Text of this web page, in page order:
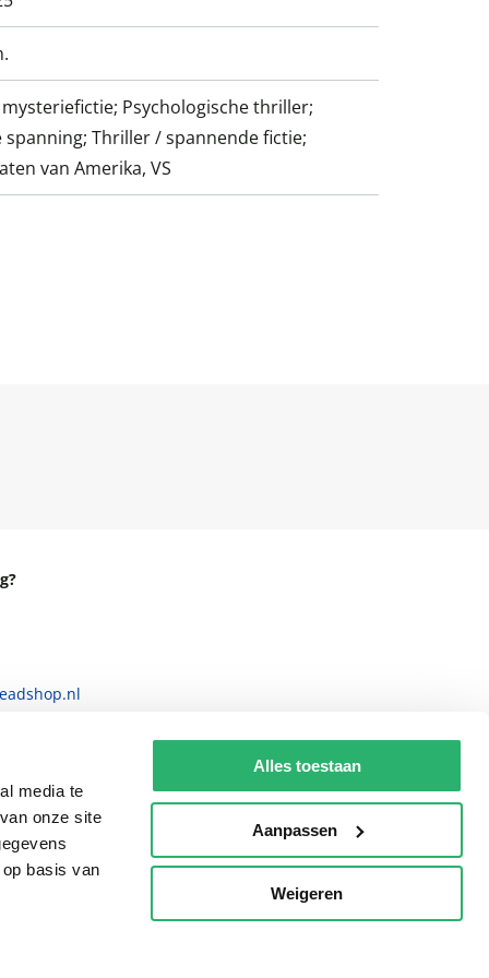
media te
onze site
basis van
Alles toestaan
Aanpassen
Weigeren
Psychologische thriller;
spanning; Thriller / spannende fictie;
van Amerika, VS